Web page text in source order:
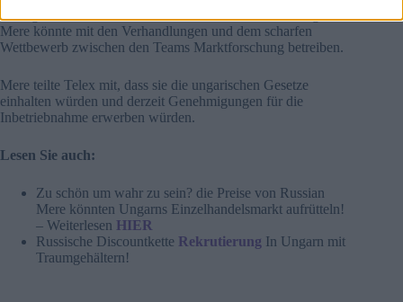
Kollegen wurden entlassen Ein Informant von Telex sagte,
Mere könnte mit den Verhandlungen und dem scharfen
Wettbewerb zwischen den Teams Marktforschung betreiben.
Mere teilte Telex mit, dass sie die ungarischen Gesetze
einhalten würden und derzeit Genehmigungen für die
Inbetriebnahme erwerben würden.
Lesen Sie auch:
Zu schön um wahr zu sein? die Preise von Russian
Mere könnten Ungarns Einzelhandelsmarkt aufrütteln!
– Weiterlesen HIER
Russische Discountkette Rekrutierung In Ungarn mit
Traumgehältern!